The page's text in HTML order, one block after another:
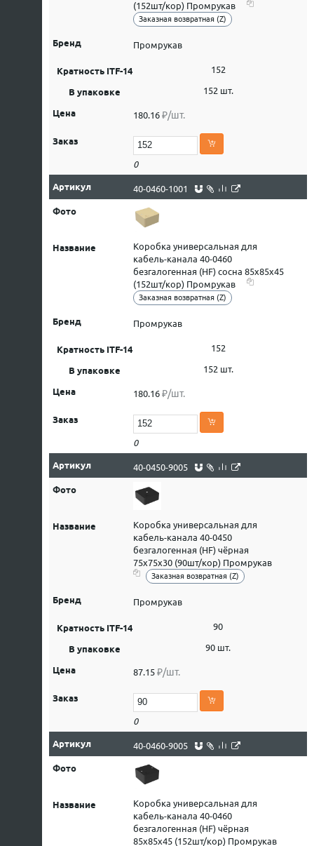
(152шт/кор) Промрукав
Заказная возвратная (Z)
Промрукав
152
152 шт.
180.16 ₽/шт.
0
40-0460-1001
Коробка универсальная для
кабель-канала 40-0460
безгалогенная (HF) сосна 85х85х45
(152шт/кор) Промрукав
Заказная возвратная (Z)
Промрукав
152
152 шт.
180.16 ₽/шт.
0
40-0450-9005
Коробка универсальная для
кабель-канала 40-0450
безгалогенная (HF) чёрная
75х75х30 (90шт/кор) Промрукав
Заказная возвратная (Z)
Промрукав
90
90 шт.
87.15 ₽/шт.
0
40-0460-9005
Коробка универсальная для
кабель-канала 40-0460
безгалогенная (HF) чёрная
85х85х45 (152шт/кор) Промрукав